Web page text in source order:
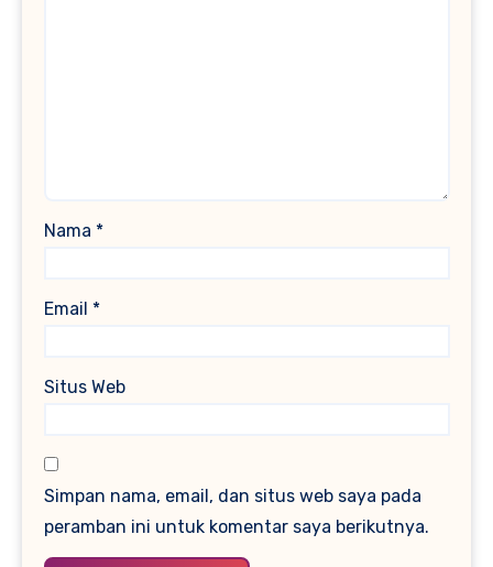
Nama *
Email *
Situs Web
Simpan nama, email, dan situs web saya pada
peramban ini untuk komentar saya berikutnya.